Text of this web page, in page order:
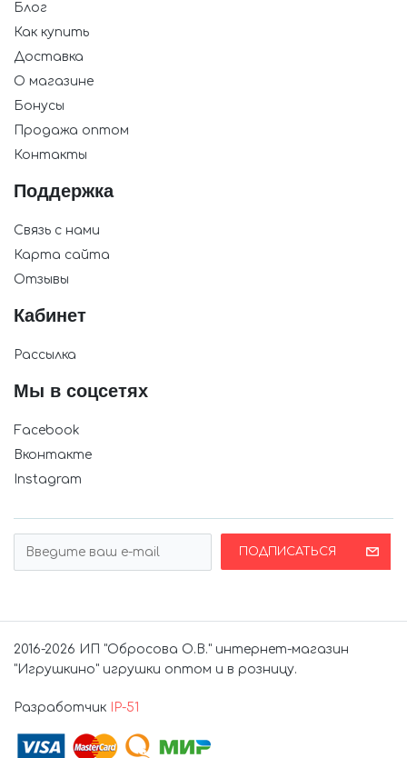
Блог
Как купить
Доставка
О магазине
Бонусы
Продажа оптом
Контакты
Поддержка
Связь с нами
Карта сайта
Отзывы
Кабинет
Рассылка
Мы в соцсетях
Facebook
Вконтакте
Instagram
ПОДПИСАТЬСЯ
2016-2026 ИП "Обросова О.В." интернет-магазин
"Игрушкино" игрушки оптом и в розницу.
Разработчик IP-51